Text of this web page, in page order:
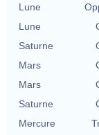
Lune
Lune
Saturne
Mars
Mars
Saturne
Mercure